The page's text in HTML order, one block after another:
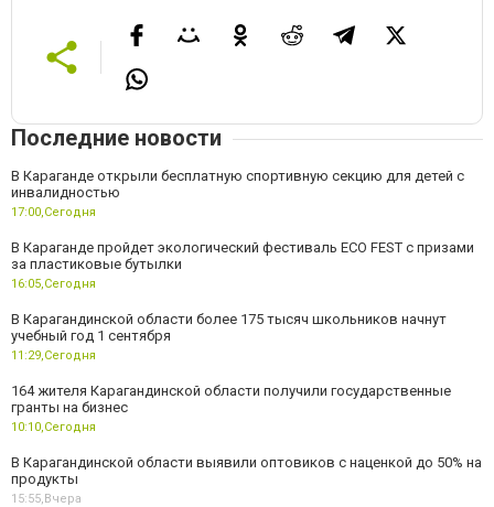
Последние новости
В Караганде открыли бесплатную спортивную секцию для детей с
инвалидностью
17:00,Сегодня
В Караганде пройдет экологический фестиваль ECO FEST с призами
за пластиковые бутылки
16:05,Сегодня
В Карагандинской области более 175 тысяч школьников начнут
учебный год 1 сентября
11:29,Сегодня
164 жителя Карагандинской области получили государственные
гранты на бизнес
10:10,Сегодня
В Карагандинской области выявили оптовиков с наценкой до 50% на
продукты
15:55,Вчера